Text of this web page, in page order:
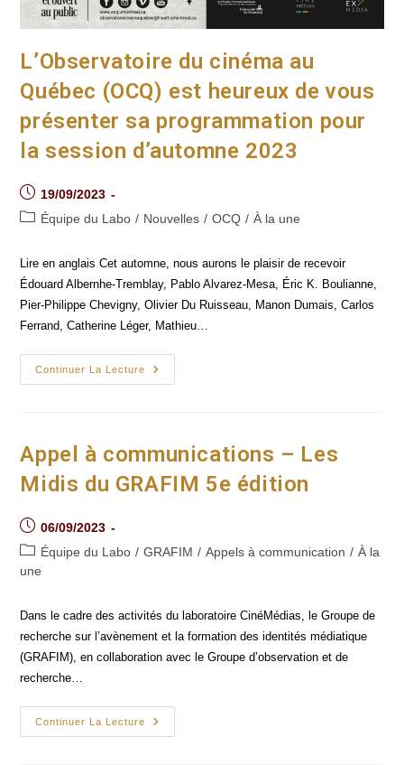
L’Observatoire du cinéma au
Québec (OCQ) est heureux de vous
présenter sa programmation pour
la session d’automne 2023
Post
published:
19/09/2023
PostÉquipe du Labo / Nouvelles / OCQ / À la une
Lire en anglais Cet automne, nous aurons le plaisir de recevoir
Édouard Albernhe-Tremblay, Pablo Alvarez-Mesa, Éric K. Boulianne,
Pier-Philippe Chevigny, Olivier Du Ruisseau, Manon Dumais, Carlos
Ferrand, Catherine Léger, Mathieu…
Continuer La Lecture
L’Observatoire
Du
Heureux
Vous
Présenter
La
Session
Appel à communications – Les
Midis du GRAFIM 5e édition
Post
published:
06/09/2023
Post
category:
Équipe du Labo / GRAFIM / Appels à communication / À la
une
Dans le cadre des activités du laboratoire CinéMédias, le Groupe de
recherche sur l’avènement et la formation des identités médiatique
(GRAFIM), en collaboration avec le Groupe d’observation et de
recherche…
Continuer La Lecture
Appel
À